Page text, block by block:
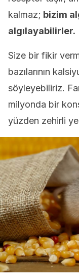
kalmaz; bizim
algılayabilirler.
Size bir fikir
bazılarının
söyleyebiliriz.
milyonda bir
yüzden zehirli